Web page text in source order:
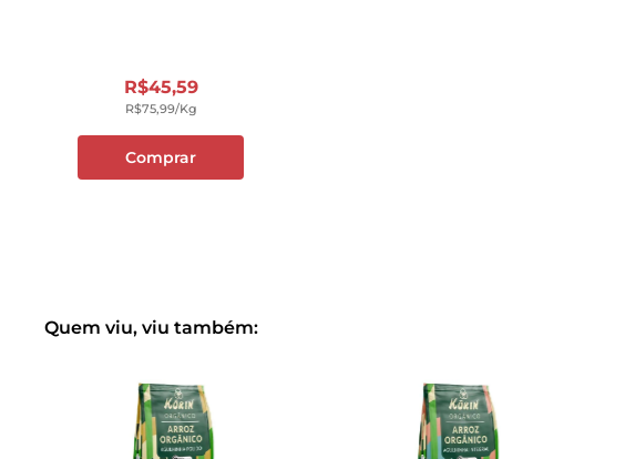
R$45,59
R$75,99/kg
Comprar
Quem viu, viu também: